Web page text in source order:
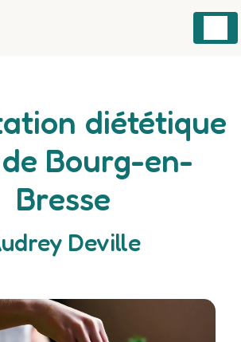
diététique
Bourg-en-
Bresse
Deville